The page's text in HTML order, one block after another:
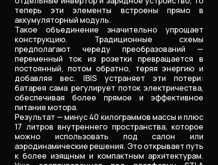
теперь эти элементы встроены прямо в
аккумуляторный модуль.
Такое объединение значительно упрощает
конструкцию. Традиционные схемы
предполагают череду преобразований —
переменный ток из розетки превращается в
постоянный, потом обратно, теряя энергию и
добавляя вес. IBIS устраняет эти потери:
батарея сама регулирует поток электричества,
обеспечивая более прямое и эффективное
питание мотора.
Результат — минус 40 килограммов массы и плюс
17 литров внутреннего пространства, которое
можно использовать под салон или
аэродинамические решения. Это открывает путь
к более изящным и компактным архитектурам.